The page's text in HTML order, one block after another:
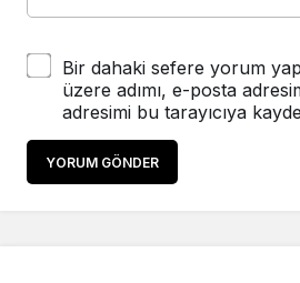
Bir dahaki sefere yorum
üzere adımı, e-posta
adresimi bu tarayıcıya
YORUM GÖNDER